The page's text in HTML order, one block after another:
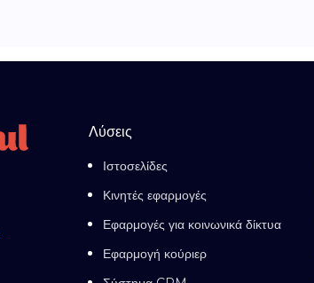
Λύσεις
Ιστοσελίδες
Κινητές εφαρμογές
Εφαρμογές για κοινωνικά δίκτυα
Εφαρμογή κούριερ